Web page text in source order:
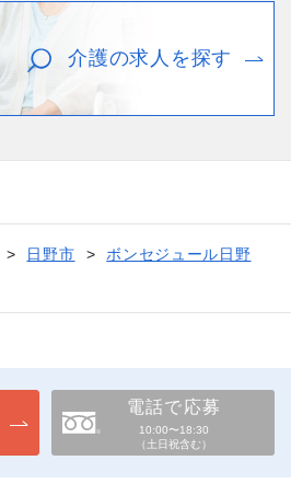
介護の求人を探す
日野市
ボンセジュール日野
電話で応募
10:00〜18:30
（土日祝含む）